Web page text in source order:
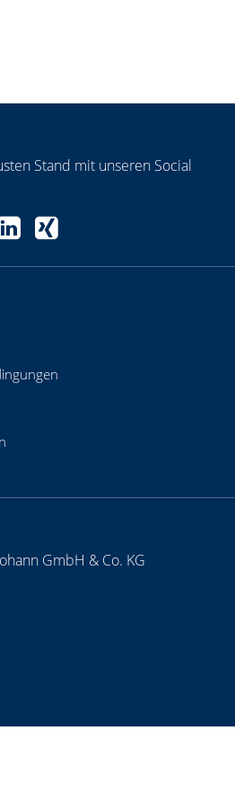
Stand mit unseren Social
GmbH & Co. KG